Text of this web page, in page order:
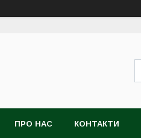
ПРО НАС КОНТАКТИ